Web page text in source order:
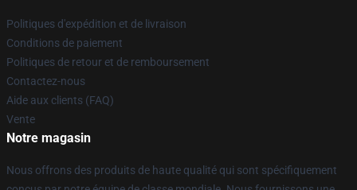
Politiques d'expédition et de livraison
Conditions de paiement
Politiques de retour et de remboursement
Contactez-nous
Aide aux clients (FAQ)
Vente
Notre magasin
Nous offrons des produits de haute qualité qui sont spécifiquement